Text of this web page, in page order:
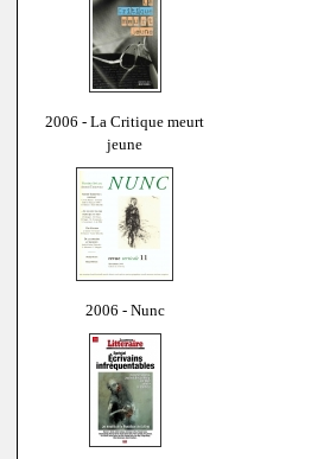
2006 - La Critique meurt
jeune
2006 - Nunc